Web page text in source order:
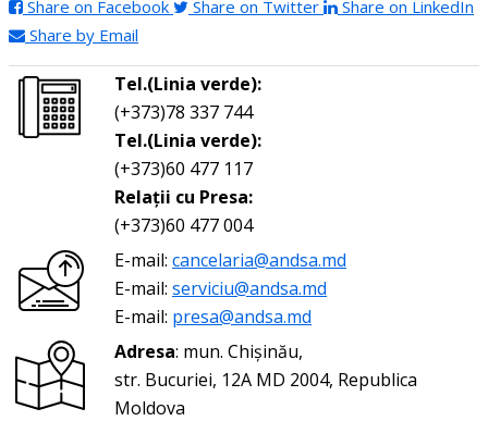
Share on Facebook Share on Twitter
Share on LinkedIn
Share by Email
Tel.(Linia verde):
(+373)78 337 744
Tel.(Linia verde):
(+373)60 477 117
Relații cu Presa:
(+373)60 477 004
E-mail: cancelaria@andsa.md
E-mail: serviciu@andsa.md
E-mail: presa@andsa.md
Adresa: mun. Chișinău,
str. Bucuriei, 12A MD 2004, Republica
Moldova